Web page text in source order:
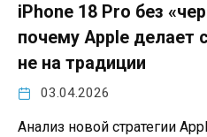
iPhone 18 Pro без
почему Apple делает
не на традиции
03.04.2026
Анализ новой стратегии